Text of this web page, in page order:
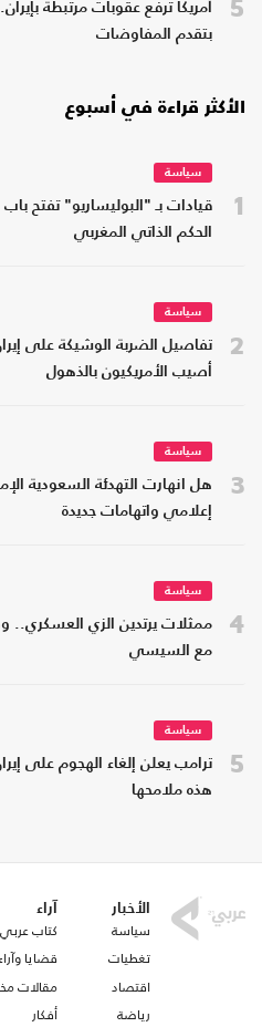
5
أمريكا ترفع عقوبات مرتبطة
بتقدم المفاوضات
الأكثر قراءة في أسبوع
1
سياسة
قيادات بـ "البوليساريو" تفتح
الحكم الذاتي المغربي
2
سياسة
تفاصيل الضربة الوشيكة على
أصيب الأمريكيون بالذهول
3
سياسة
هل انهارت التهدئة السعودية
إعلامي واتهامات جديدة
4
سياسة
ممثلات يرتدين الزي
مع السيسي
5
سياسة
ترامب يعلن إلغاء الهجوم على
هذه ملامحها
الأخبار
سياسة
تغطيات
اقتصاد
رياضة
آراء
كتاب عربي21
قضايا
مقالات
أفكار